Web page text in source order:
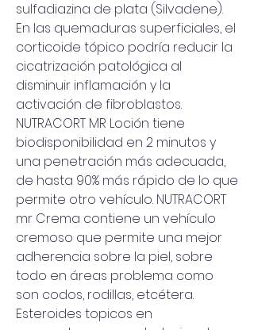
sulfadiazina de plata (Silvadene).
En las quemaduras superficiales, el
corticoide tópico podría reducir la
cicatrización patológica al
disminuir inflamación y la
activación de fibroblastos.
NUTRACORT MR Loción tiene
biodisponibilidad en 2 minutos y
una penetración más adecuada,
de hasta 90% más rápido de lo que
permite otro vehículo. NUTRACORT
mr Crema contiene un vehículo
cremoso que permite una mejor
adherencia sobre la piel, sobre
todo en áreas problema como
son codos, rodillas, etcétera.
Esteroides topicos en